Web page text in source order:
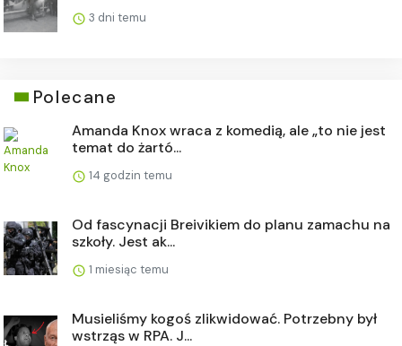
3 dni temu
Polecane
Amanda Knox wraca z komedią, ale „to nie jest
temat do żartó...
14 godzin temu
Od fascynacji Breivikiem do planu zamachu na
szkoły. Jest ak...
1 miesiąc temu
Musieliśmy kogoś zlikwidować. Potrzebny był
wstrząs w RPA. J...